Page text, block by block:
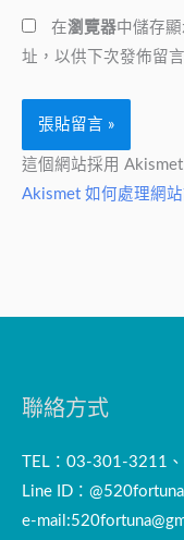
*
址
在瀏覽器中儲存
址，以供下次發佈留
這個網站採用
Akismet 如何處理網
聯絡方式
TEL：03-301-3211
Line ID：@520fortuna
e-mail: